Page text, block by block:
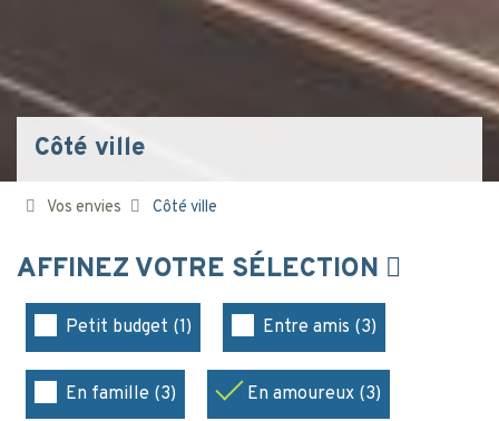
Côté ville
Vos envies Côté ville
AFFINEZ VOTRE SÉLECTION
Petit budget (1) Entre amis (3)
En famille (3) En amoureux (3)